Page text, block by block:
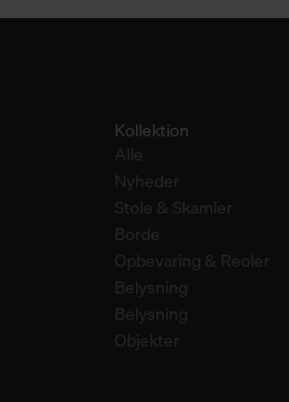
Kollektion
Alle
Nyheder
Stole & Skamler
Borde
Opbevaring & Reoler
Belysning
Belysning
Objekter